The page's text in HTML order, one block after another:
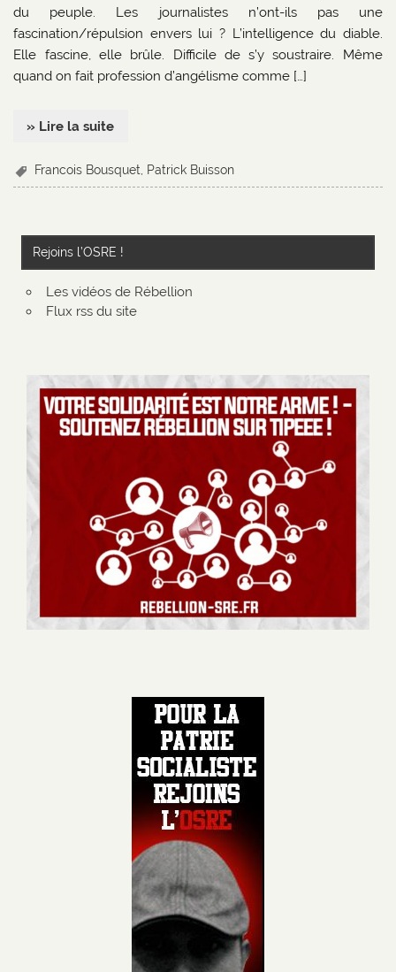
du peuple. Les journalistes n’ont-ils pas une
fascination/répulsion envers lui ? L’intelligence du diable.
Elle fascine, elle brûle. Difficile de s’y soustraire. Même
quand on fait profession d’angélisme comme […]
» Lire la suite
Francois Bousquet Patrick Buisson
Rejoins l’OSRE !
Les vidéos de Rébellion
Flux rss du site